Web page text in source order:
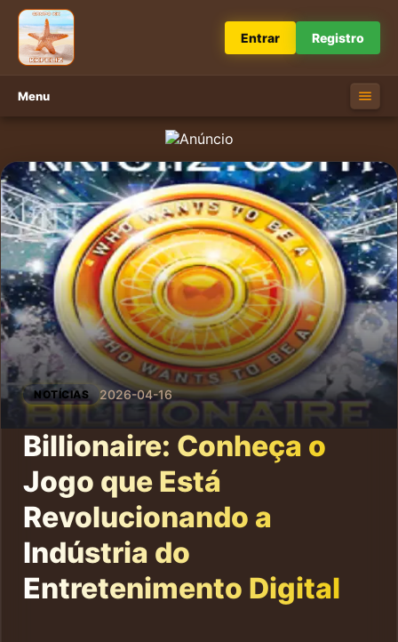
Entrar Registro
Menu
NOTÍCIAS 2026-04-16
Billionaire: Conheça o
Jogo que Está
Revolucionando a
Indústria do
Entretenimento Digital